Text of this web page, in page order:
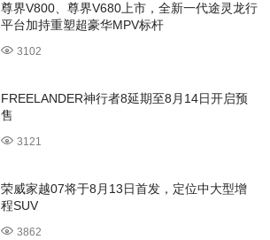
尊界V800、尊界V680上市，全新一代途灵龙行
平台加持重塑超豪华MPV标杆
3102
FREELANDER神行者8延期至8月14日开启预
售
3121
荣威家越07将于8月13日首发，定位中大型增
程SUV
3862